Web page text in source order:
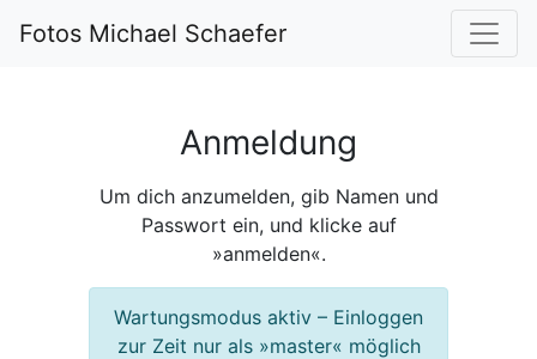
Fotos Michael Schaefer
Anmeldung
Um dich anzumelden, gib Namen und
Passwort ein, und klicke auf
»anmelden«.
Wartungsmodus aktiv – Einloggen
zur Zeit nur als »master« möglich